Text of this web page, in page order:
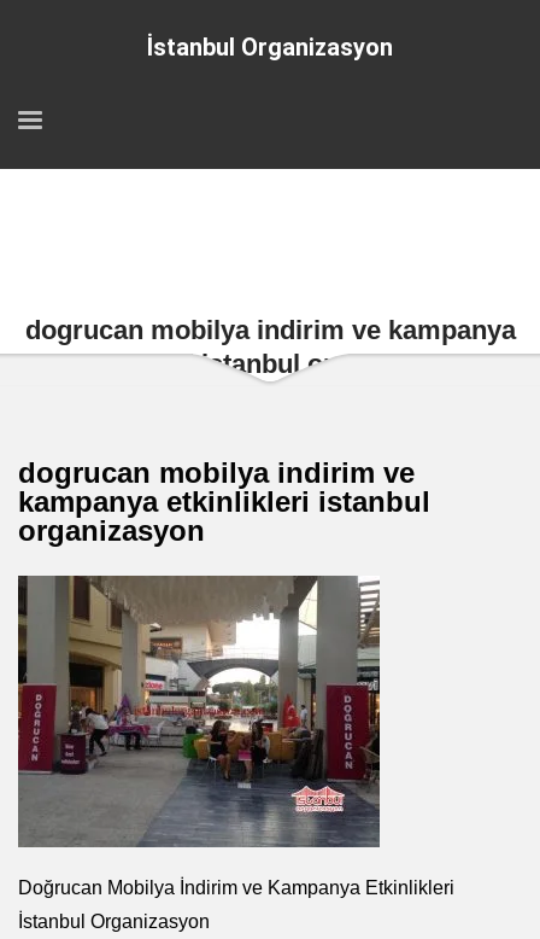
İstanbul Organizasyon
dogrucan mobilya indirim ve kampanya
etkinlikleri istanbul organizasyon
dogrucan mobilya indirim ve
kampanya etkinlikleri istanbul
organizasyon
Doğrucan Mobilya İndirim ve Kampanya Etkinlikleri
İstanbul Organizasyon